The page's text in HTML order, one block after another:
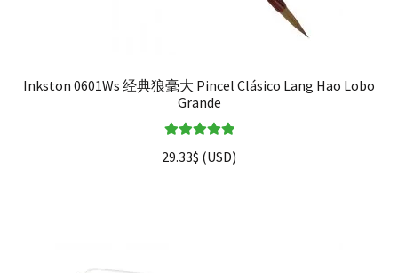
Inkston 0601Ws 经典狼毫大 Pincel Clásico Lang Hao Lobo
Grande
5.00
de 5
29.33$ (USD)